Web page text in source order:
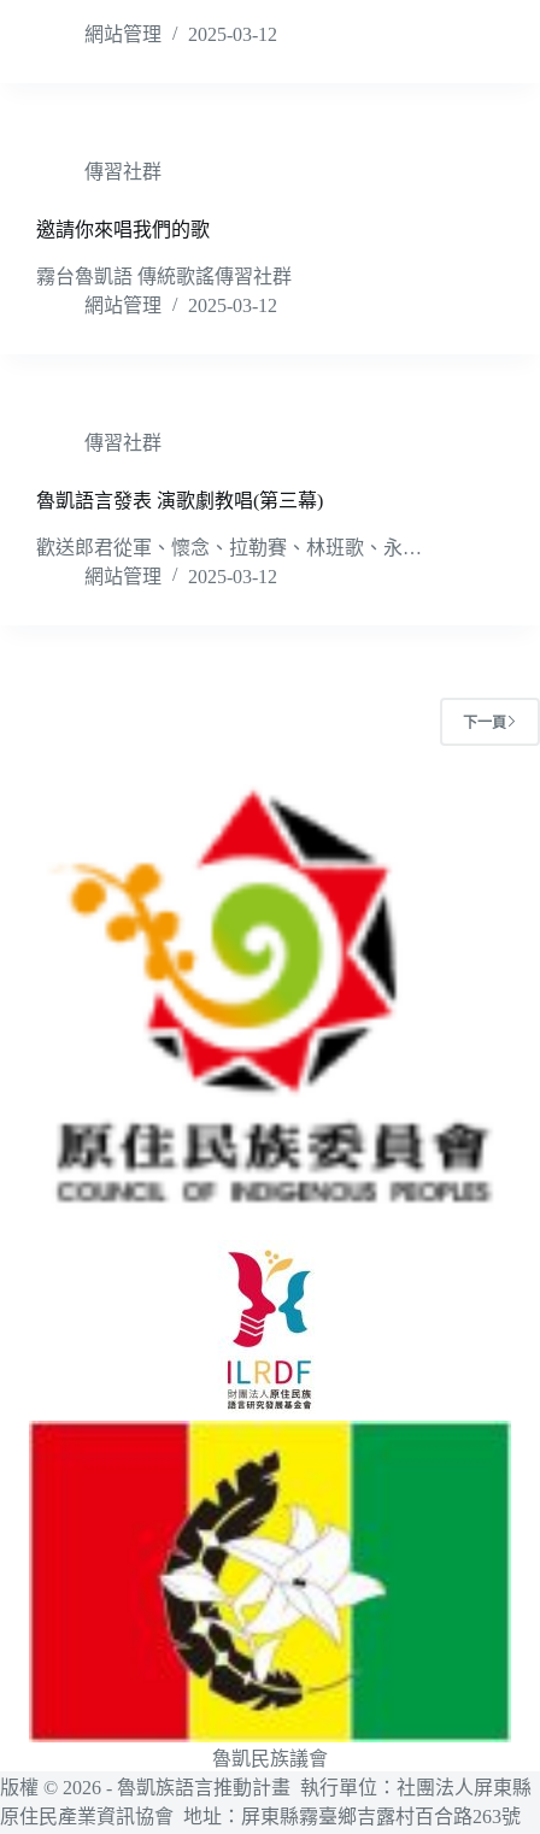
網站管理 2025-03-12
傳習社群
邀請你來唱我們的歌
霧台魯凱語 傳統歌謠傳習社群
網站管理
2025-03-12
傳習社群
魯凱語言發表 演歌劇教唱(第三幕)
歡送郎君從軍、懷念、拉勒賽、林班歌、永…
網站管理
2025-03-12
下一頁
魯凱民族議會
版權 © 2026 - 魯凱族語言推動計畫 執行單位：社團法人屏東縣
原住民產業資訊協會 地址：屏東縣霧臺鄉吉露村百合路263號